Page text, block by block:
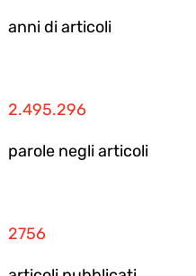
anni di articoli
2.495.296
parole negli articoli
2756